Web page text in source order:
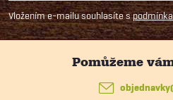
pVložením e-mailu souhlasíte s
objednavky